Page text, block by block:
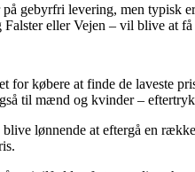
gebyrfri levering, men typisk
eller Vejen – vil blive at
for købere at finde de laveste
til mænd og kvinder –
blive lønnende at eftergå en